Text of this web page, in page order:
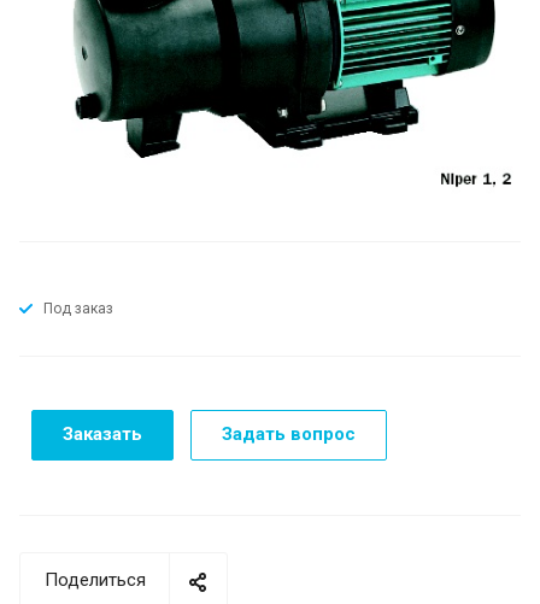
Под заказ
Заказать Задать вопрос
Поделиться